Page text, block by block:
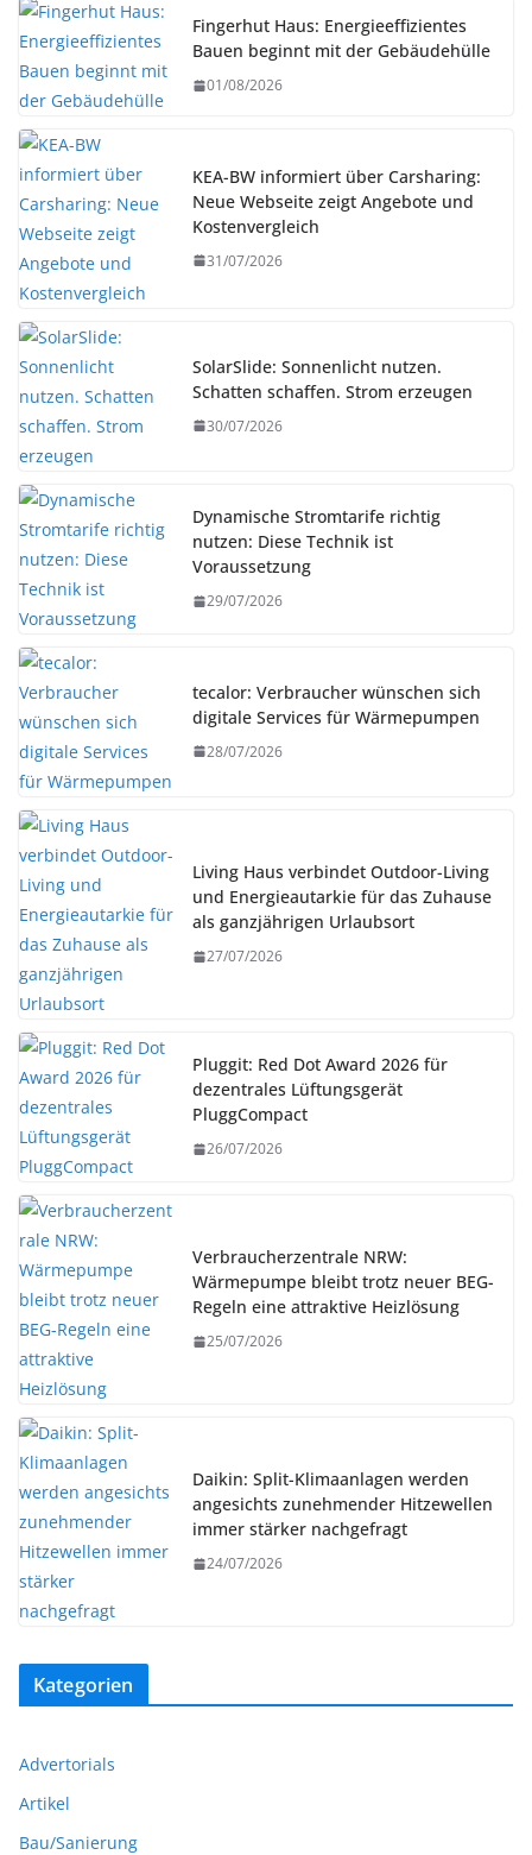
Fingerhut Haus: Energieeffizientes
Bauen beginnt mit der Gebäudehülle
01/08/2026
KEA-BW informiert über Carsharing:
Neue Webseite zeigt Angebote und
Kostenvergleich
31/07/2026
SolarSlide: Sonnenlicht nutzen.
Schatten schaffen. Strom erzeugen
30/07/2026
Dynamische Stromtarife richtig
nutzen: Diese Technik ist
Voraussetzung
29/07/2026
tecalor: Verbraucher wünschen sich
digitale Services für Wärmepumpen
28/07/2026
Living Haus verbindet Outdoor-Living
und Energieautarkie für das Zuhause
als ganzjährigen Urlaubsort
27/07/2026
Pluggit: Red Dot Award 2026 für
dezentrales Lüftungsgerät
PluggCompact
26/07/2026
Verbraucherzentrale NRW:
Wärmepumpe bleibt trotz neuer BEG-
Regeln eine attraktive Heizlösung
25/07/2026
Daikin: Split-Klimaanlagen werden
angesichts zunehmender Hitzewellen
immer stärker nachgefragt
24/07/2026
Kategorien
Advertorials
Artikel
Bau/Sanierung